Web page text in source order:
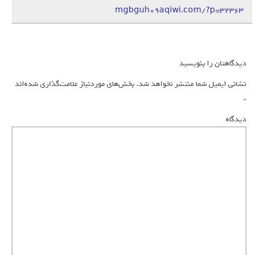
mgbguh09aqiwi.com/?p=32363
دیدگاهتان را بنویسید
نشانی ایمیل شما منتشر نخواهد شد.بخش‌های موردنیاز علامت‌گذاری شده‌اند
*
دیدگاه